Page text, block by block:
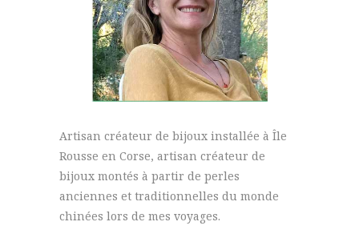
Artisan créateur de bijoux installée à Île
Rousse en Corse, artisan créateur de
bijoux montés à partir de perles
anciennes et traditionnelles du monde
chinées lors de mes voyages.